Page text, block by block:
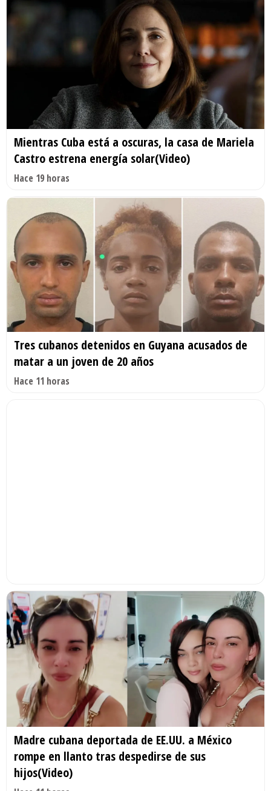
Mientras Cuba está a oscuras, la casa de Mariela
Castro estrena energía solar(Video)
Hace 19 horas
Tres cubanos detenidos en Guyana acusados de
matar a un joven de 20 años
Hace 11 horas
Madre cubana deportada de EE.UU. a México
rompe en llanto tras despedirse de sus
hijos(Video)